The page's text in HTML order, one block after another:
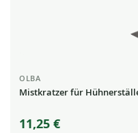
OLBA
Mistkratzer für
11,25 €